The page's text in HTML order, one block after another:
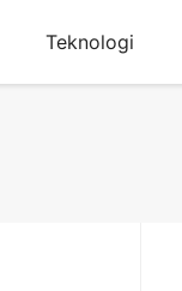
Teknologi